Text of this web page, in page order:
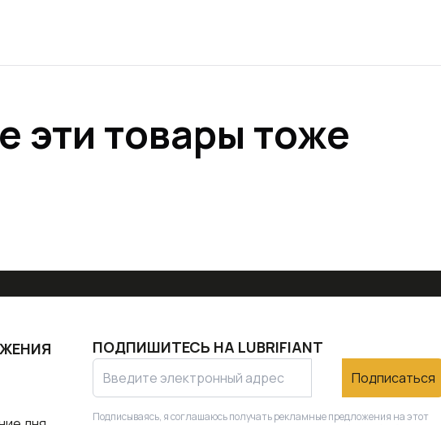
эти товары тоже
ПОДПИШИТЕСЬ НА LUBRIFIANT
Подписаться
Подписываясь, я соглашаюсь получать рекламные предложения на этот